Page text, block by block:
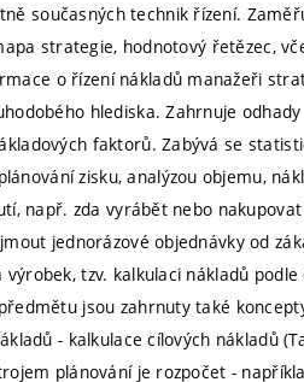
současných technik řízení.
strategie, hodnotový řetězec,
o řízení nákladů manažeři
hlediska. Zahrnuje
faktorů. Zabývá se
zisku, analýzou objemu,
např. zda vyrábět nebo
jednorázové objednávky od
tzv. kalkulaci nákladů
jsou zahrnuty také
- kalkulace cílových nákladů
plánování je rozpočet -